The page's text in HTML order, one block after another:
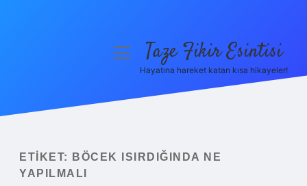
Yasal Uyarı
menüyüTaze Fikir Esintisi
Hayatına hareket katan kısa hikayeler!
ETIKET:
BÖCEK ISIRDIĞINDA NE
YAPILMALI